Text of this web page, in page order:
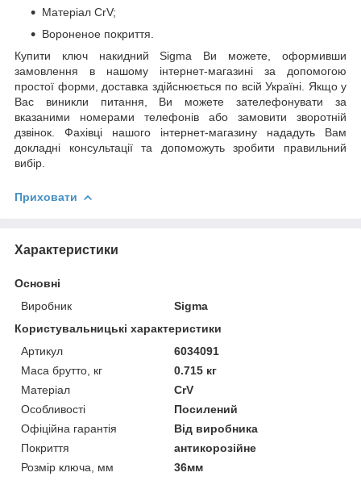
Матеріал CrV;
Вороненое покриття.
Купити ключ накидний Sigma Ви можете, оформивши
замовлення в нашому інтернет-магазині за допомогою
простої форми, доставка здійснюється по всій Україні. Якщо у
Вас виникли питання, Ви можете зателефонувати за
вказаними номерами телефонів або замовити зворотній
дзвінок. Фахівці нашого інтернет-магазину нададуть Вам
докладні консультації та допоможуть зробити правильний
вибір.
Приховати
Характеристики
Основні
Виробник
Sigma
Користувальницькі характеристики
Артикул
6034091
Маса брутто, кг
0.715 кг
Матеріал
CrV
Особливості
Посилений
Офіційна гарантія
Від виробника
Покриття
антикорозійне
Розмір ключа, мм
36мм